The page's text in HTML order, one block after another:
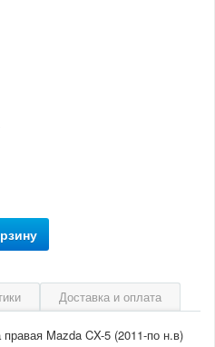
Доставка и оплата
Mazda CX-5 (2011-по н.в)